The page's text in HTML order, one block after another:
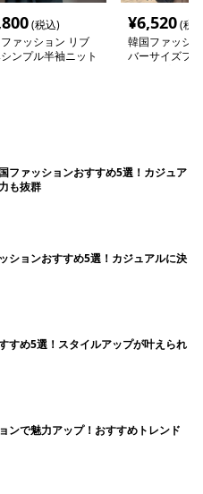
(税込)
ァッション リブ
ンプル半袖ニット
¥6,520(税
韓国ファッシ
バーサイズフ
ファッションおすすめ5選！カジュア
も抜群
ションおすすめ5選！カジュアルに決
すめ5選！スタイルアップが叶えられ
ンで魅力アップ！おすすめトレンド